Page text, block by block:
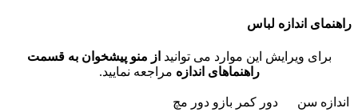
راهنمای اندازه لباس
برای ویرایش این موارد می توانید از منو پیشخوان به قسمت
راهنماهای اندازه مراجعه نمایید.
اندازه سن دور کمر بازو دور مچ